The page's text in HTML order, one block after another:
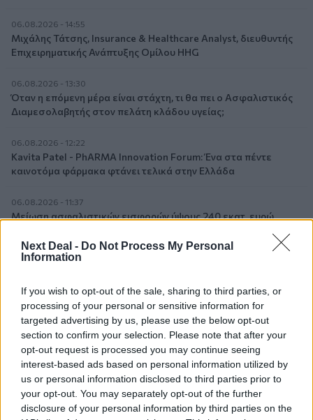
Next Deal - Do Not Process My Personal
Information
If you wish to opt-out of the sale, sharing to third parties, or
processing of your personal or sensitive information for
targeted advertising by us, please use the below opt-out
section to confirm your selection. Please note that after your
opt-out request is processed you may continue seeing
interest-based ads based on personal information utilized by
us or personal information disclosed to third parties prior to
your opt-out. You may separately opt-out of the further
disclosure of your personal information by third parties on the
06.08.2026 - 14:55
Μιχάλης Τάτσης, Insurance & Healthcare Analyst, διευθυντής
Επιχειρηματικής Ανάπτυξης Ομίλου HHG
06.08.2026 - 13:30
Όταν η επόμενη μέρα είναι στάχτη, τι θα πει ο Ασφαλιστικός
Διαμεσολαβητής στον πελάτη κλάδου υγείας;
06.08.2026 - 12:22
Kavita Patel - PhARMA Innovation Forum: Ένα στα πέντε
καινοτόμα φάρμακα φτάνει τελικά στην Ελλάδα
06.08.2026 - 11:37
Μείωση ασφαλιστικών εισφορών ύψους 240 εκατ. ευρώ
06.08.2026 - 10:45
ενεργειακή κρίση;
06.08.2026 - 09:15
Στέλιος Λιανός – INTERAMERICAN / Αθηναϊκή Γενική Κλινική
06.08.2026 - 08:40
Η γαλλική «ψήφος» στο «καλώδιο» και τα συμφέροντα, οι
ελληνικές τράπεζες «πρωταθλήτριες» στα δάνεια, νέο deal
Βαρδινογιάννη- Εξάρχου και ο διπλασιασμός των κερδών της